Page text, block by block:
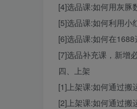
[4]选品课:如何用灰豚
[5]选品课:如何利用小
[6]选品课:如何在
[7]选品补充课，新增
四、上架
[1]上架课:如何通过搬
[2]上架课:如何通过搬